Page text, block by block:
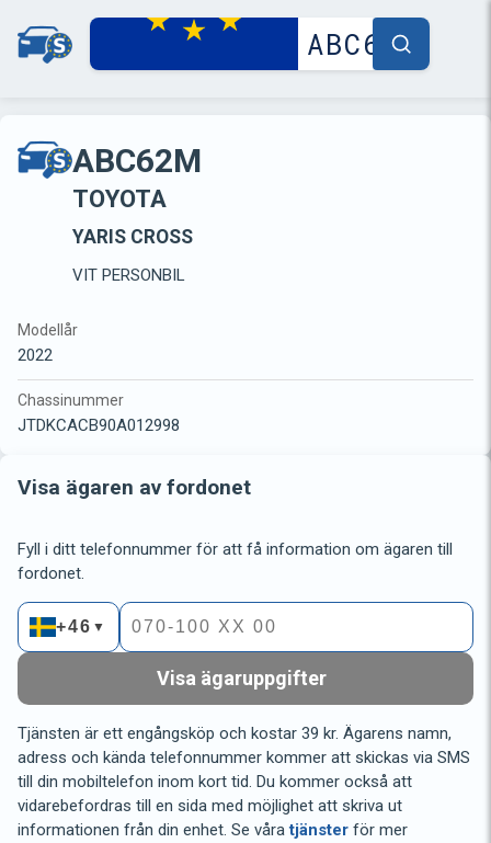
ABC62M
TOYOTA
YARIS CROSS
VIT PERSONBIL
Modellår
2022
Chassinummer
JTDKCACB90A012998
Visa ägaren av fordonet
Fyll i ditt telefonnummer för att få information om ägaren till
fordonet.
+46 ▼
Visa ägaruppgifter
Tjänsten är ett engångsköp och kostar 39 kr. Ägarens namn,
adress och kända telefonnummer kommer att skickas via SMS
till din mobiltelefon inom kort tid. Du kommer också att
vidarebefordras till en sida med möjlighet att skriva ut
informationen från din enhet. Se våratjänster för mer